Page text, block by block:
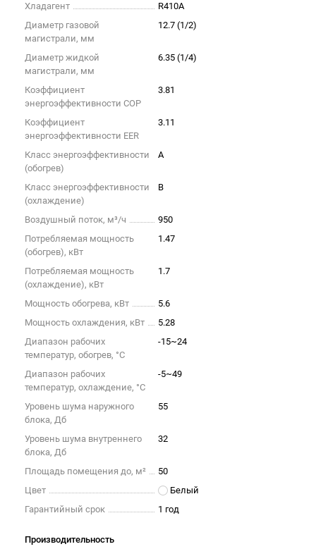
Хладагент
R410A
Диаметр газовой
магистрали, мм
12.7 (1/2)
Диаметр жидкой
магистрали, мм
6.35 (1/4)
Коэффициент
энергоэффективности COP
3.81
Коэффициент
энергоэффективности EER
3.11
Класс энергоэффективности
(обогрев)
A
Класс энергоэффективности
(охлаждение)
B
Воздушный поток, м³/ч
950
Потребляемая мощность
(обогрев), кВт
1.47
Потребляемая мощность
(охлаждение), кВт
1.7
Мощность обогрева, кВт
5.6
Мощность охлаждения, кВт
5.28
Диапазон рабочих
температур, обогрев, °C
-15~24
Диапазон рабочих
температур, охлаждение, °C
-5~49
Уровень шума наружного
блока, Дб
55
Уровень шума внутреннего
блока, Дб
32
Площадь помещения до, м²
50
Цвет
Белый
Гарантийный срок
1 год
Производительность